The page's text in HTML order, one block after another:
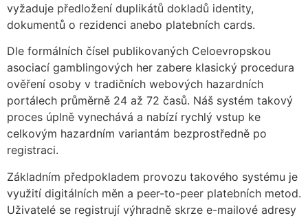
vyžaduje předložení duplikátů dokladů identity,
dokumentů o rezidenci anebo platebních cards.
Dle formálních čísel publikovaných Celoevropskou
asociací gamblingových her zabere klasický procedura
ověření osoby v tradičních webových hazardních
portálech průměrně 24 až 72 časů. Náš systém takový
proces úplně vynechává a nabízí rychlý vstup ke
celkovým hazardním variantám bezprostředně po
registraci.
Základním předpokladem provozu takového systému je
využití digitálních měn a peer-to-peer platebních metod.
Uživatelé se registrují výhradně skrze e-mailové adresy